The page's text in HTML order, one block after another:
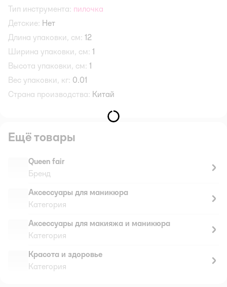
Тип инструмента: пилочка
Детские: Нет
Длина упаковки, см: 12
Ширина упаковки, см: 1
Высота упаковки, см: 1
Вес упаковки, кг: 0.01
Страна производства: Китай
Ещё товары
Queen fair
Бренд
Аксессуары для маникюра
Категория
Аксессуары для макияжа и маникюра
Категория
Красота и здоровье
Категория